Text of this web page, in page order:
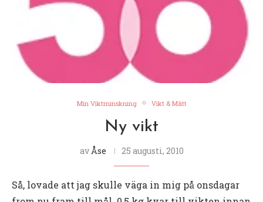
Min Viktminskning Vikt & Mått
Ny vikt
av Åse 25 augusti, 2010
Så, lovade att jag skulle väga in mig på onsdagar